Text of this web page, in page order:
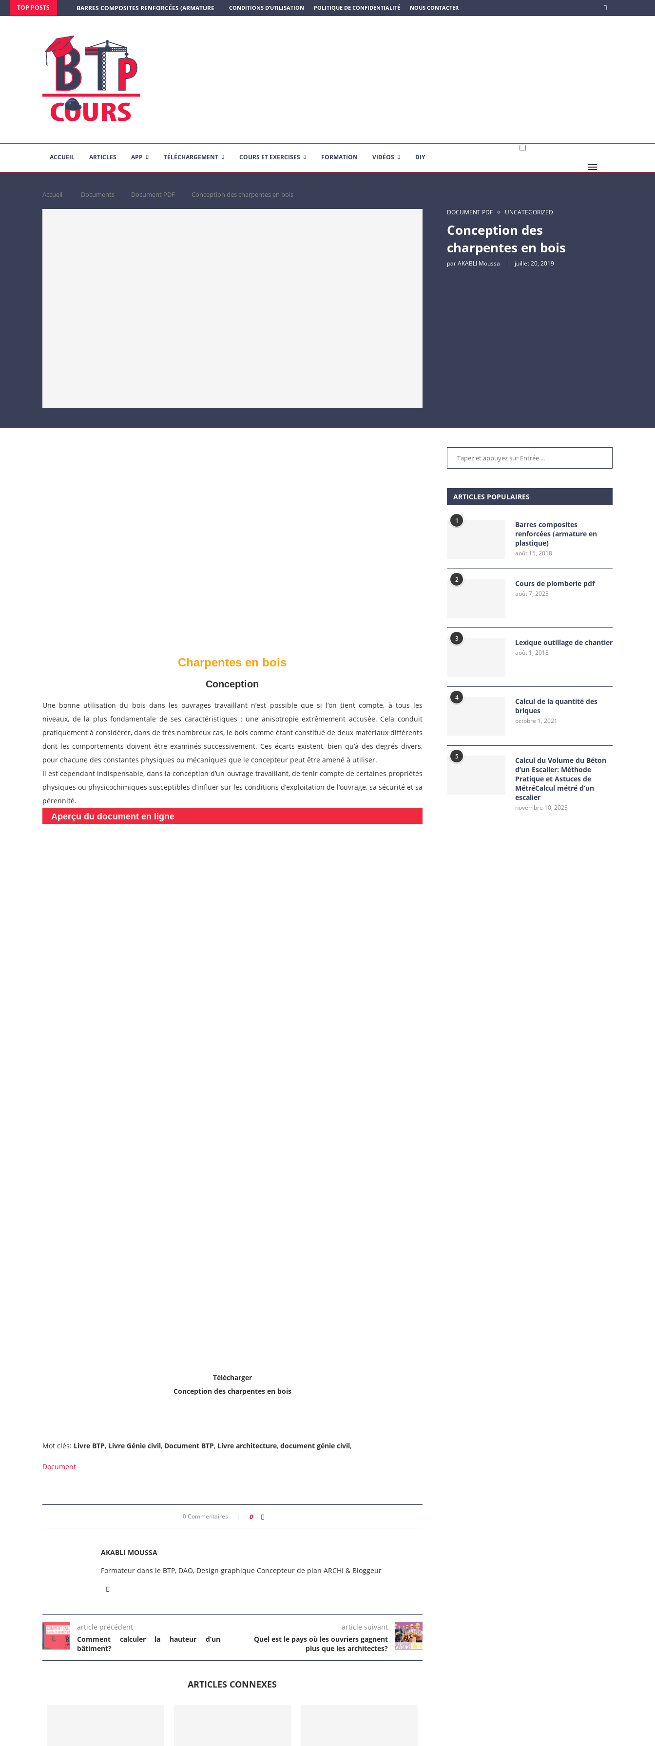
TOP POSTS BARRES COMPOSITES RENFORCÉES (ARMATURE EN PLASTIQUE)CONDITIONS D’UTILISATION POLITIQUE DE CONFIDENTIALITÉ NOUS CONTACTER
ACCUEIL ARTICLES APP TÉLÉCHARGEMENT COURS ET EXERCISES FORMATION VIDÉOS DIY
Accueil Documents Document PDF Conception des charpentes en bois
DOCUMENT PDF UNCATEGORIZED
Conception des
charpentes en bois
parAKABLI Moussa juillet 20, 2019
Charpentes en bois
Conception
Une bonne utilisation du bois dans les ouvrages travaillant n’est possible que si l’on tient compte, à tous les
niveaux, de la plus fondamentale de ses caractéristiques : une anisotropie extrêmement accusée. Cela conduit
pratiquement à considérer, dans de très nombreux cas, le bois comme étant constitué de deux matériaux différents
dont les comportements doivent être examinés successivement. Ces écarts existent, bien qu’à des degrés divers,
pour chacune des constantes physiques ou mécaniques que le concepteur peut être amené à utiliser.
Il est cependant indispensable, dans la conception d’un ouvrage travaillant, de tenir compte de certaines propriétés
physiques ou physicochimiques susceptibles d’influer sur les conditions d’exploitation de l’ouvrage, sa sécurité et sa
pérennité.
Aperçu du document en ligne
Télécharger
Conception des charpentes en bois
Mot clés: Livre BTP, Livre Génie civil, Document BTP, Livre architecture, document génie civil,
Document
0 Commentaires 0
AKABLI MOUSSA
Formateur dans le BTP, DAO, Design graphique Concepteur de plan ARCHI & Bloggeur
article précédent
Comment calculer la hauteur d’un
bâtiment?
article suivant
Quel est le pays où les ouvriers gagnent
plus que les architectes?
ARTICLES CONNEXES
ARTICLES POPULAIRES
1
Barres composites
renforcées (armature en
plastique)
août 15, 2018
2 Cours de plomberie pdf
août 7, 2023
3 Lexique outillage de chantier
août 1, 2018
4
Calcul de la quantité des
briques
octobre 1, 2021
5
Calcul du Volume du Béton
d’un Escalier: Méthode
Pratique et Astuces de
MétréCalcul métré d’un
escalier
novembre 10, 2023